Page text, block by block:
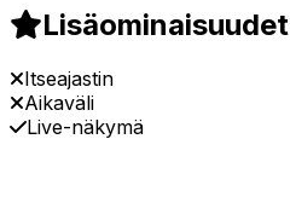
Lisäominaisuudet
Itseajastin
Aikaväli
Live-näkymä